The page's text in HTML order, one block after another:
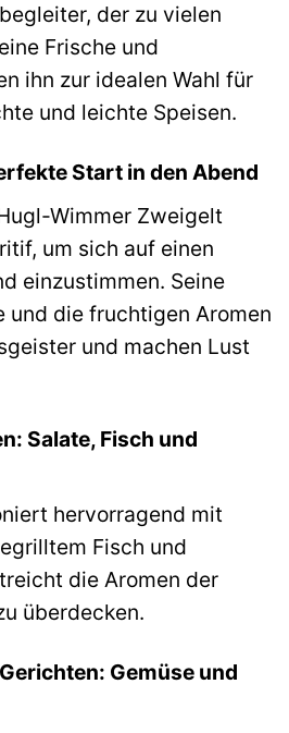
der zu vielen
Frische und
ihn zur idealen Wahl für
und leichte Speisen.
Start in den Abend
Wimmer Zweigelt
um sich auf einen
einzustimmen. Seine
und die fruchtigen Aromen
und machen Lust
Salate, Fisch und
hervorragend mit
Fisch und
die Aromen der
überdecken.
Gemüse und